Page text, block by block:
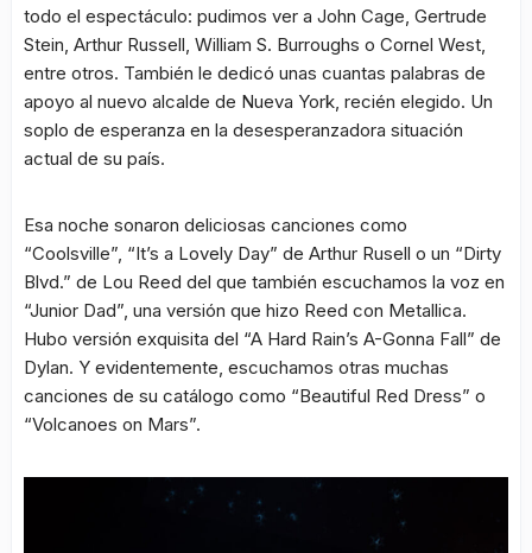
todo el espectáculo: pudimos ver a John Cage, Gertrude
Stein, Arthur Russell, William S. Burroughs o Cornel West,
entre otros. También le dedicó unas cuantas palabras de
apoyo al nuevo alcalde de Nueva York, recién elegido. Un
soplo de esperanza en la desesperanzadora situación
actual de su país.
Esa noche sonaron deliciosas canciones como
“Coolsville”, “It’s a Lovely Day” de Arthur Rusell o un “Dirty
Blvd.” de Lou Reed del que también escuchamos la voz en
“Junior Dad”, una versión que hizo Reed con Metallica.
Hubo versión exquisita del “A Hard Rain’s A-Gonna Fall” de
Dylan. Y evidentemente, escuchamos otras muchas
canciones de su catálogo como “Beautiful Red Dress” o
“Volcanoes on Mars”.